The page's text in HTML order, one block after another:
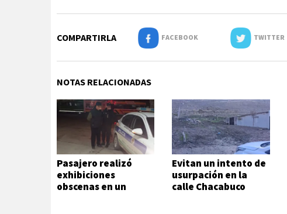
COMPARTIRLA FACEBOOK TWITTER
NOTAS RELACIONADAS
Pasajero realizó
exhibiciones
obscenas en un
Evitan un intento de
usurpación en la
calle Chacabuco